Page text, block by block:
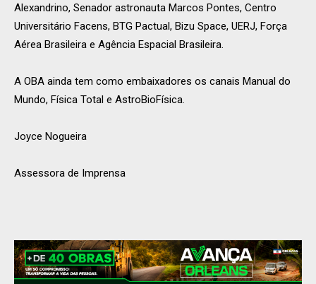
Alexandrino, Senador astronauta Marcos Pontes, Centro
Universitário Facens, BTG Pactual, Bizu Space, UERJ, Força
Aérea Brasileira e Agência Espacial Brasileira.
A OBA ainda tem como embaixadores os canais Manual do
Mundo, Física Total e AstroBioFísica.
Joyce Nogueira
Assessora de Imprensa